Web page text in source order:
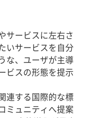
サービスに左右さ
いサービスを自分
な、ユーザが主導
ビスの形態を提示
連する国際的な標
ミュニティへ提案